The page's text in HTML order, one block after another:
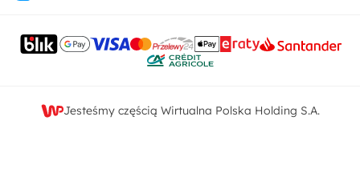
Kontakt
Jesteśmy częścią Wirtualna Polska Holding S.A.